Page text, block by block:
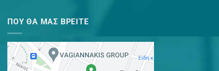
ΠΟΥ ΘΑ ΜΑΣ ΒΡΕΊΤΕ